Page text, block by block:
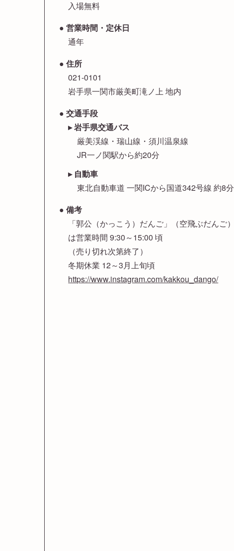
入場無料
営業時間・定休日
通年
住所
021-0101
岩手県一関市厳美町滝ノ上 地内
交通手段
岩手県交通バス
厳美渓線・瑞山線・須川温泉線
JR一ノ関駅から約20分
自動車
東北自動車道 一関ICから国道342号線 約8分
備考
「郭公（かっこう）だんご」（空飛ぶだんご）
は営業時間 9:30～15:00 頃
（売り切れ次第終了）
冬期休業 12～3月上旬頃
https://www.instagram.com/kakkou_dango/